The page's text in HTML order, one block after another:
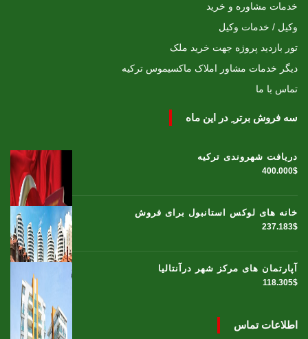
خدمات مشاوره و خرید
وکیل / خدمات وکیل
تور بازدید پروژه جهت خرید ملک
دیگر خدمات مشاور املاک ماکسیموس ترکیه
تماس با ما
سه فروش برتر ِ در این ماه
دریافت شهروندی ترکیه
400.000$
خانه های لوکس استانبول برای فروش
237.183$
آپارتمان های مرکز شهر درآنتالیا
118.305$
اطلاعات تماس